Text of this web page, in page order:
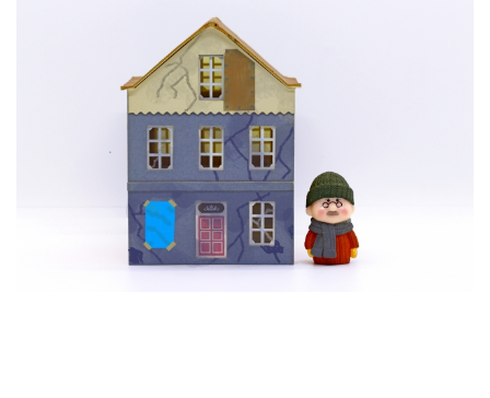
東京都 高齢者らを対象にGoToの自粛を呼びかけ
高齢者のワクチン接種始まる 今日から全国で開始